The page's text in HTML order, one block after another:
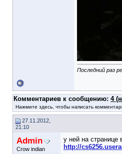
Последний раз
Комментариев к сообщению: 4
Нажмите здесь, чтобы написать
27.11.2012,
21:10
Admin
Crow indian
у ней на странице
http://